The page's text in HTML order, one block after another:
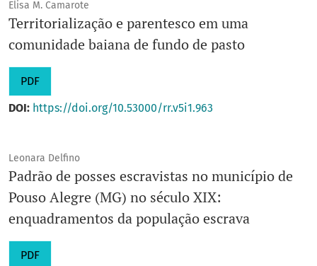
Elisa M. Camarote
Territorialização e parentesco em uma
comunidade baiana de fundo de pasto
PDF
DOI: https://doi.org/10.53000/rr.v5i1.963
Leonara Delfino
Padrão de posses escravistas no município de
Pouso Alegre (MG) no século XIX:
enquadramentos da população escrava
PDF